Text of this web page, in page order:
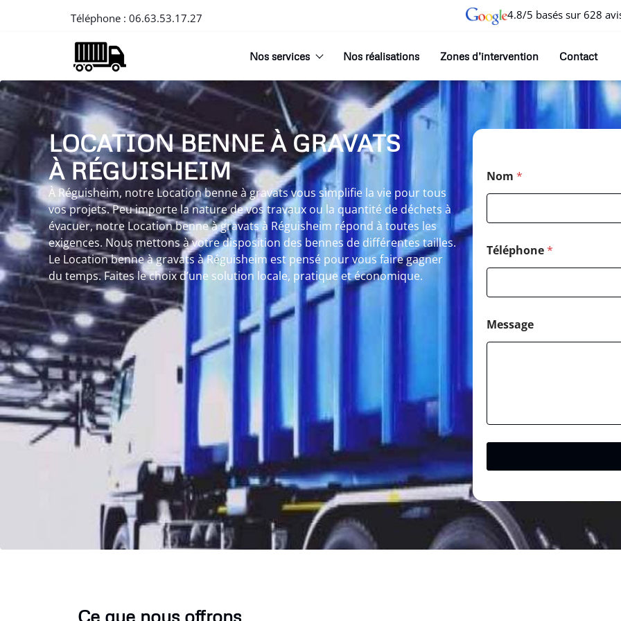
Téléphone : 06.63.53.17.27 4.8/5 basés sur 628
Nos services Nos réalisations Zones d’intervention Contact
LOCATION BENNE À GRAVATS
À RÉGUISHEIM
À Réguisheim, notre Location benne à gravats vous simplifie la vie pour tous
vos projets. Peu importe la nature de vos travaux ou la quantité de déchets à
évacuer, notre Location benne à gravats à Réguisheim répond à toutes les
exigences. Nous mettons à votre disposition des bennes de différentes tailles.
Le Location benne à gravats à Réguisheim est pensé pour vous faire gagner
du temps. Faites le choix d’une solution locale, pratique et économique.
Nom *
Téléphone*
Message
Ce que nous offrons